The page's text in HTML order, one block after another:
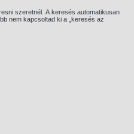
szeretnél. A keresés automatikusan
nem kapcsoltad ki a „keresés az